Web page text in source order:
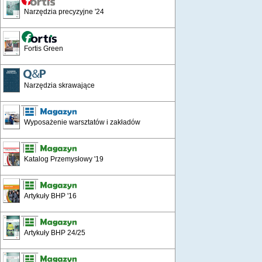
Narzędzia precyzyjne '24
Fortis Green
Narzędzia skrawające
Wyposażenie warsztatów i zakładów
Katalog Przemysłowy '19
Artykuły BHP '16
Artykuły BHP 24/25